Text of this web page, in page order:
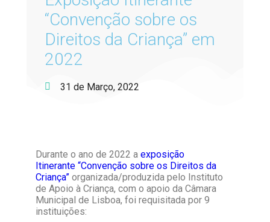
“Convenção sobre os
Direitos da Criança” em
2022
31 de Março, 2022
Durante o ano de 2022 a exposição
Itinerante “Convenção sobre os Direitos da
Criança” organizada/produzida pelo Instituto
de Apoio à Criança, com o apoio da Câmara
Municipal de Lisboa, foi requisitada por 9
instituições: